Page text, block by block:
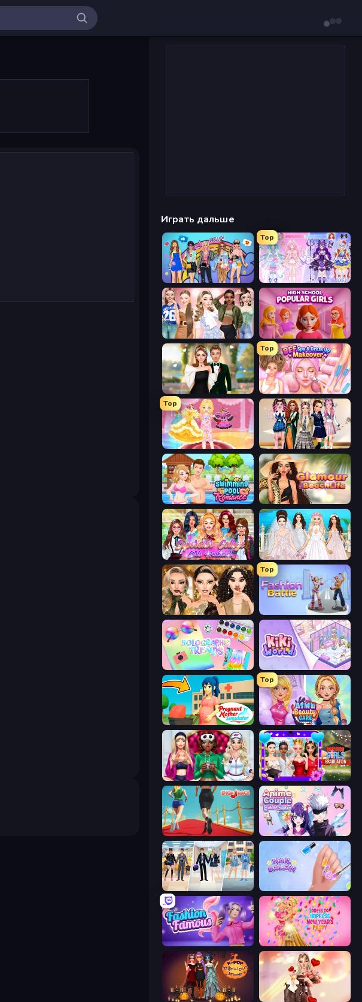
Играть дальше
College Girls Team Makeover
Top
Idol Livestream: Fashion Game
Fashion Week 2025
Valentine's Day Proposal
Top
BFF Makeover - Spa & Dress Up
Top
Royal Glow Princess Makeover Back To School: Uniforms Edition
Swimming Pool Romance Glamour Beach Life
Superstar College Girls Makeover Model Wedding
Autumn Glam Gala
Top
Fashion Battle
Holographic Trends KiKi World
Pregnant Mother Simulator
Top
ASMR Beauty Care
BFFs Luxury Loungewear Mean Girls Graduation Day
Shoe Race Anime Couple: Avatar Maker
College Girl & Boy Makeover Nail Salon
Fashion Famous Dress To Impress: New Year's Party
GRWM Date Night